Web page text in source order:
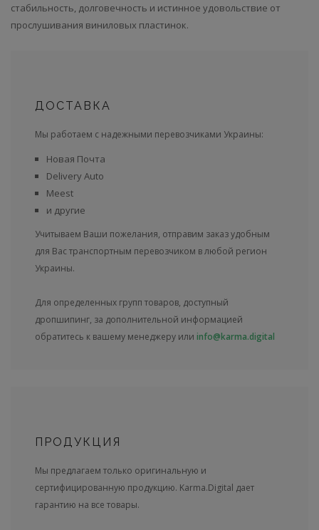
стабильность, долговечность и истинное удовольствие от
прослушивания виниловых пластинок.
ДОСТАВКА
Мы работаем с надежными перевозчиками Украины:
Новая Почта
Delivery Auto
Meest
и другие
Учитываем Ваши пожелания, отправим заказ удобным
для Вас транспортным перевозчиком в любой регион
Украины.
Для определенных групп товаров, доступный
дропшипинг, за дополнительной информацией
обратитесь к вашему менеджеру или info@karma.digital
ПРОДУКЦИЯ
Мы предлагаем только оригинальную и
сертифицированную продукцию. Karma.Digital дает
гарантию на все товары.